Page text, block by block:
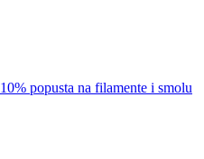
popusta na filamente i smolu